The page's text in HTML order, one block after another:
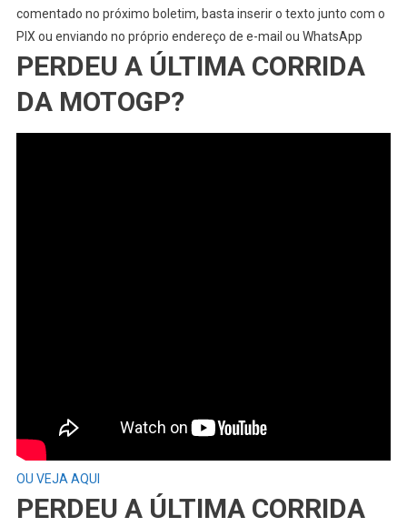
comentado no próximo boletim, basta inserir o texto junto com o
PIX ou enviando no próprio endereço de e-mail ou WhatsApp
PERDEU A ÚLTIMA CORRIDA
DA MOTOGP?
OU VEJA AQUI
PERDEU A ÚLTIMA CORRIDA